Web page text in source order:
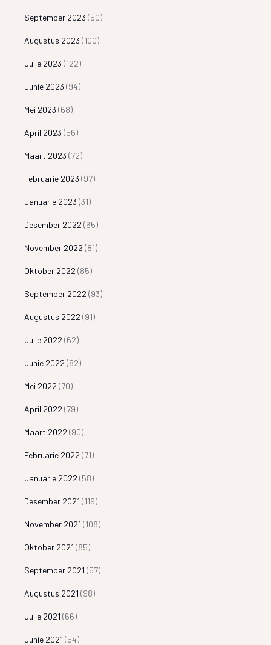
September 2023 (50)
Augustus 2023 (100)
Julie 2023 (122)
Junie 2023 (94)
Mei 2023 (68)
April 2023 (56)
Maart 2023 (72)
Februarie 2023 (97)
Januarie 2023 (31)
Desember 2022 (65)
November 2022 (81)
Oktober 2022 (85)
September 2022 (93)
Augustus 2022 (91)
Julie 2022 (62)
Junie 2022 (82)
Mei 2022 (70)
April 2022 (79)
Maart 2022 (90)
Februarie 2022 (71)
Januarie 2022 (58)
Desember 2021 (119)
November 2021 (108)
Oktober 2021 (85)
September 2021 (57)
Augustus 2021 (98)
Julie 2021 (66)
Junie 2021 (54)